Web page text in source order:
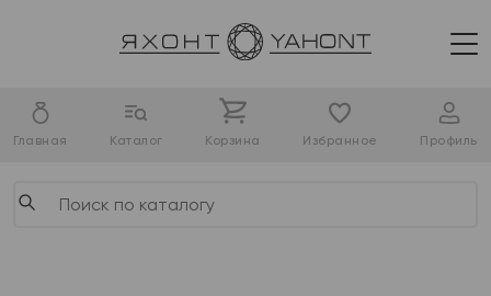
Главная Каталог Корзина Избранное Профиль